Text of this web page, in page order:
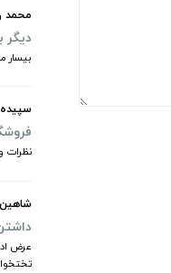
محمد
دیگر
بیسار
سپیده
نظرات
عرض